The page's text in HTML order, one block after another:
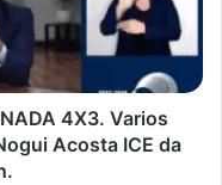
4X3. Varios
Acosta ICE da